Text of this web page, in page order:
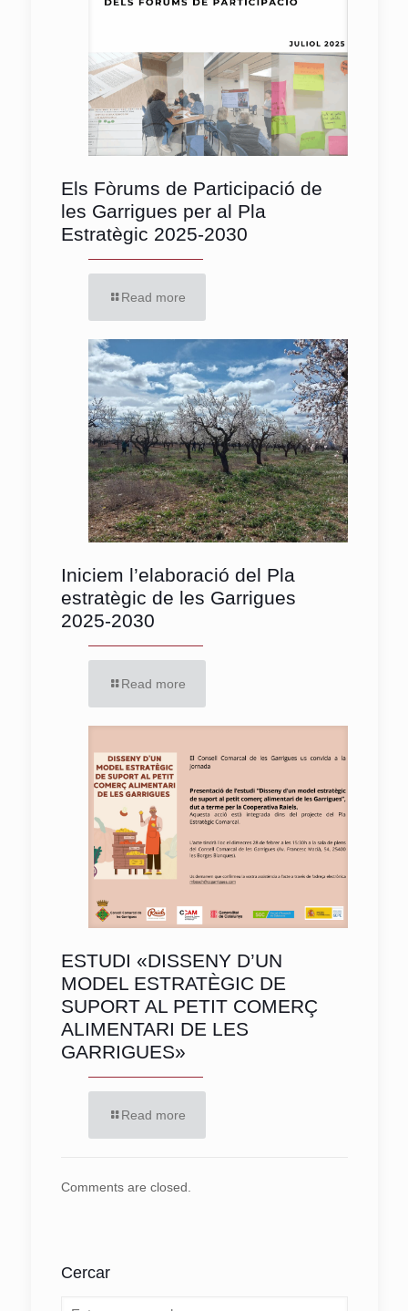
Els Fòrums de Participació de
les Garrigues per al Pla
Estratègic 2025-2030
Read more
Iniciem l’elaboració del Pla
estratègic de les Garrigues
2025-2030
Read more
ESTUDI «DISSENY D’UN
MODEL ESTRATÈGIC DE
SUPORT AL PETIT COMERÇ
ALIMENTARI DE LES
GARRIGUES»
Read more
Comments are closed.
Cercar